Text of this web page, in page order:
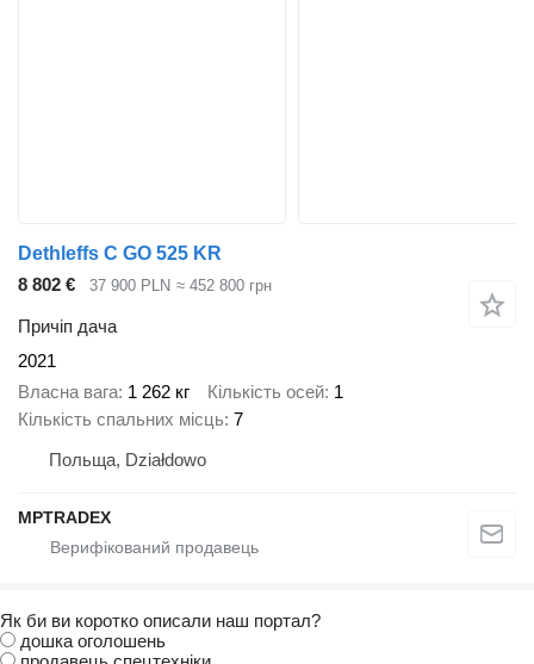
Dethleffs C GO 525 KR
8 802 €
37 900 PLN ≈ 452 800 грн
Причіп дача
2021
Власна вага 1 262 кг Кількість осей 1
Кількість спальних місць 7
Польща, Działdowo
MPTRADEX
Як би ви коротко описали наш портал?
дошка оголошень